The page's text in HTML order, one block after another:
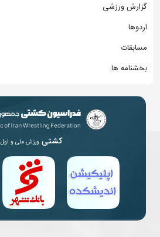
گزارش ورزشی
اردوها
مسابقات
بخشنامه ها
کشتی ورزش ملی و اول